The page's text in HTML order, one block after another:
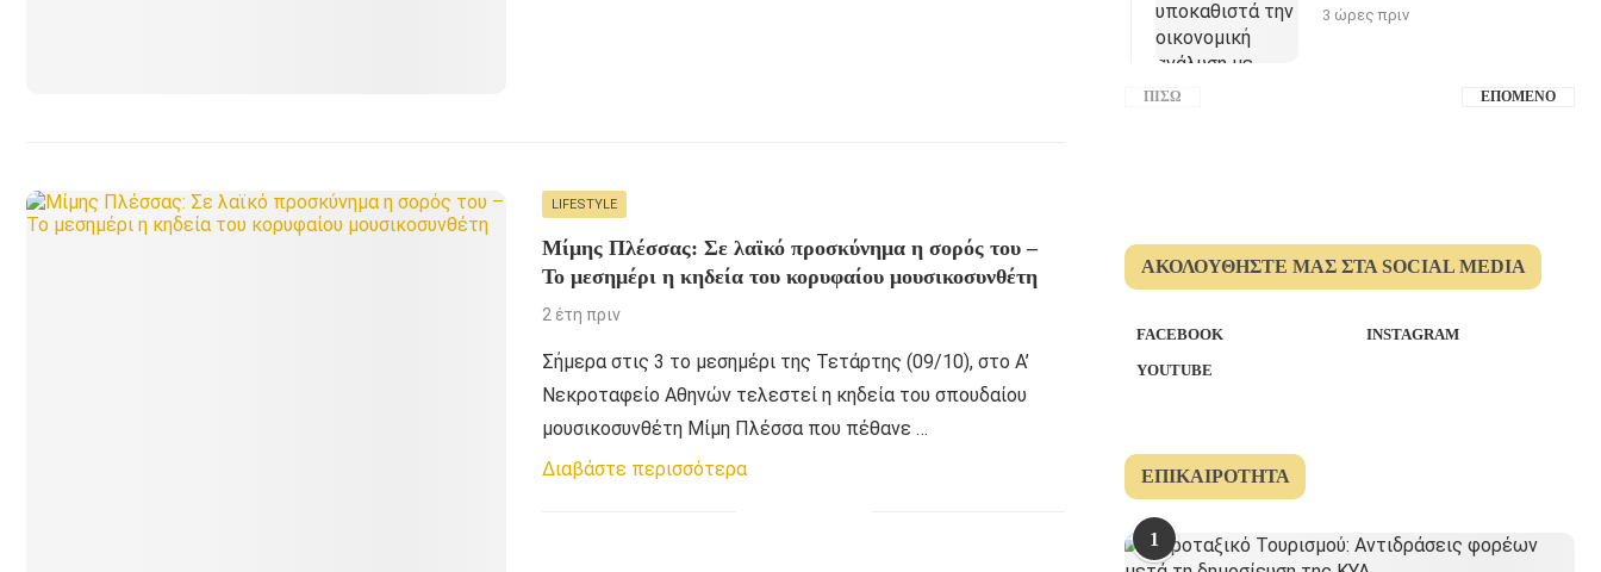
LIFESTYLE
Μίμης Πλέσσας: Σε λαϊκό προσκύνημα η σορός του –
Το μεσημέρι η κηδεία του κορυφαίου μουσικοσυνθέτη
2 έτη πριν
Σήμερα στις 3 το μεσημέρι της Τετάρτης (09/10), στο Α’
Νεκροταφείο Αθηνών τελεστεί η κηδεία του σπουδαίου
μουσικοσυνθέτη Μίμη Πλέσσα που πέθανε …
Διαβάστε περισσότερα
προπαγάνδα»
3 ώρες πριν
ΠΊΣΩ ΕΠΌΜΕΝΟ
ΑΚΟΛΟΥΘΉΣΤΕ ΜΑΣ ΣΤΑ SOCIAL MEDIA
FACEBOOK
INSTAGRAM
YOUTUBE
ΕΠΙΚΑΙΡΌΤΗΤΑ
1